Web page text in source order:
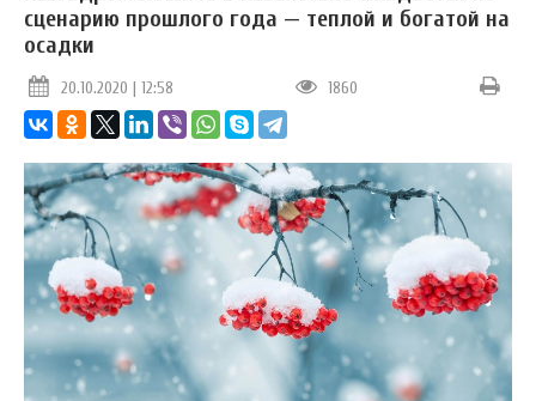
сценарию прошлого года — теплой и богатой на
осадки
20.10.2020 | 12:58 1860